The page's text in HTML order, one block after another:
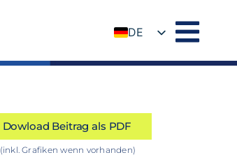
DE
Dowload Beitrag als PDF
(inkl. Grafiken wenn vorhanden)